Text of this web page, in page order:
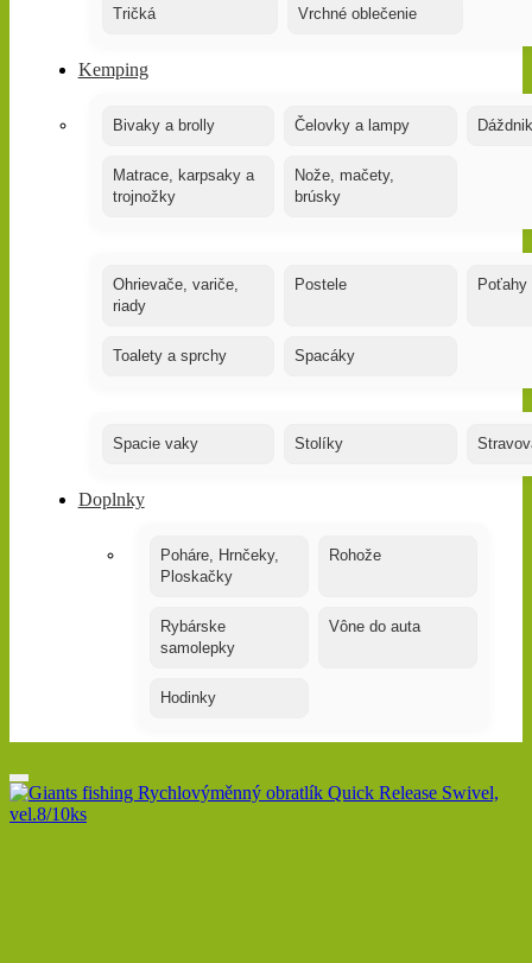
Tričká Vrchné oblečenie
Kemping
Bivaky a brolly Čelovky a lampy
Matrace, karpsaky a
trojnožky
Nože, mačety,
brúsky
Ohrievače, variče,
riady
Postele Poťahy
Toalety a sprchy Spacáky
Spacie vaky Stolíky
Doplnky
Poháre, Hrnčeky,
Ploskačky
Rohože
Rybárske
samolepky
Vône do auta
Hodinky